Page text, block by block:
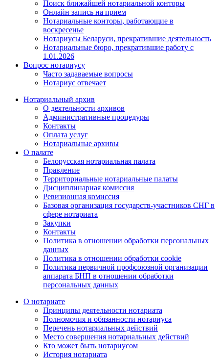
Поиск ближайшей нотариальной конторы
Онлайн запись на прием
Нотариальные конторы, работающие в
воскресенье
Нотариусы Беларуси, прекратившие деятельность
Нотариальные бюро, прекратившие работу с
1.01.2026
Вопрос нотариусу
Часто задаваемые вопросы
Нотариус отвечает
Нотариальный архив
О деятельности архивов
Административные процедуры
Контакты
Оплата услуг
Нотариальные архивы
О палате
Белорусская нотариальная палата
Правление
Территориальные нотариальные палаты
Дисциплинарная комиссия
Ревизионная комиссия
Базовая организация государств-участников СНГ в
сфере нотариата
Закупки
Контакты
Политика в отношении обработки персональных
данных
Политика в отношении обработки cookie
Политика первичной профсоюзной организации
аппарата БНП в отношении обработки
персональных данных
О нотариате
Принципы деятельности нотариата
Полномочия и обязанности нотариуса
Перечень нотариальных действий
Место совершения нотариальных действий
Кто может быть нотариусом
История нотариата